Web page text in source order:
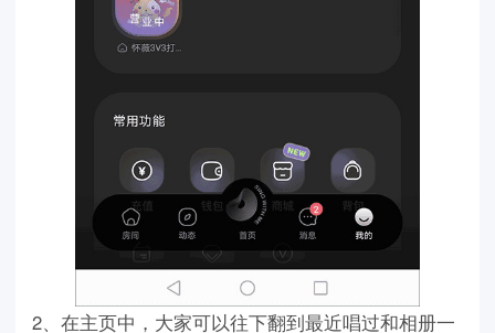
2、在主页中，大家可以往下翻到最近唱过和相册一